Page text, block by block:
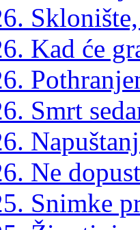
Kad će
Smrt
Ne
Snimke